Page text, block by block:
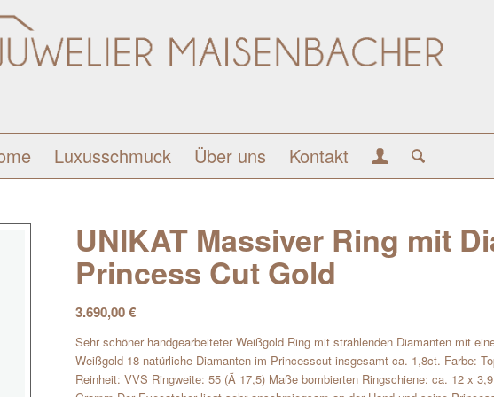
Luxusschmuck Über uns Kontakt
UNIKAT Massiver Ring mit
Princess Cut Gold
3.690,00€
Sehr schöner handgearbeiteter Weißgold Ring mit strahlenden Diamanten mit
Weißgold 18 natürliche Diamanten im Princesscut insgesamt ca. 1,8ct. Farbe:
Reinheit: VVS Ringweite: 55 (Ã 17,5) Maße bombierten Ringschiene: ca. 12 x